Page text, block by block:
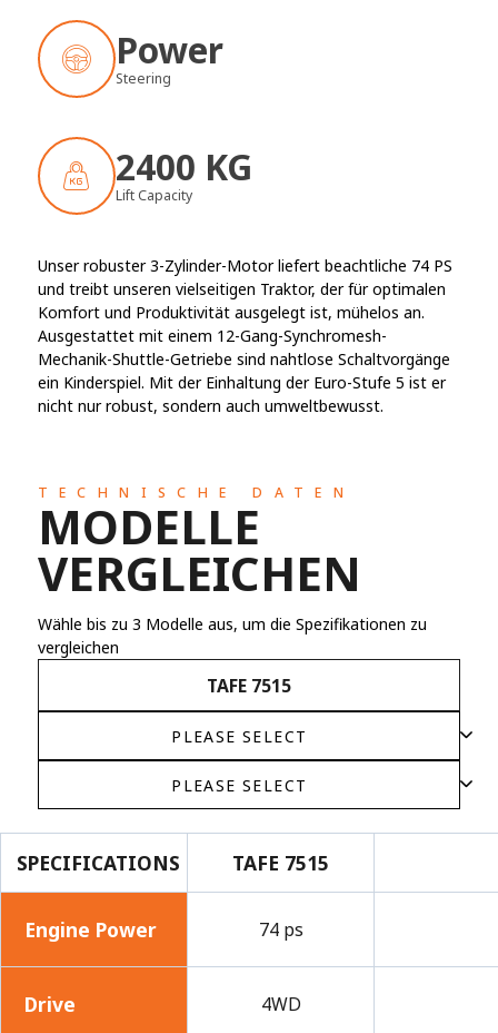
Power
Steering
2400 KG
Lift Capacity
Unser robuster 3-Zylinder-Motor liefert beachtliche 74 PS
und treibt unseren vielseitigen Traktor, der für optimalen
Komfort und Produktivität ausgelegt ist, mühelos an.
Ausgestattet mit einem 12-Gang-Synchromesh-
Mechanik-Shuttle-Getriebe sind nahtlose Schaltvorgänge
ein Kinderspiel. Mit der Einhaltung der Euro-Stufe 5 ist er
nicht nur robust, sondern auch umweltbewusst.
TECHNISCHE DATEN
MODELLE
VERGLEICHEN
Wähle bis zu 3 Modelle aus, um die Spezifikationen zu
vergleichen
TAFE 7515
SPECIFICATIONS TAFE 7515
Engine Power 74 ps
Drive 4WD